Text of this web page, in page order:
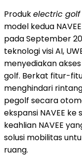
Produkelectric
model kedua
padaSeptember
teknologi visi AI,
menyediakan
golf. Berkat fitur-
menghindari
pegolf secara
ekspansi NAVEE
keahlian NAVEE
solusi mobilitas
ruang.